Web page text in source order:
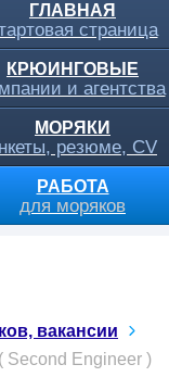
ГЛАВНАЯ
страница
КРЮИНГОВЫЕ
и агентства
МОРЯКИ
резюме, CV
РАБОТА
для моряков
вакансии
( Second Engineer )